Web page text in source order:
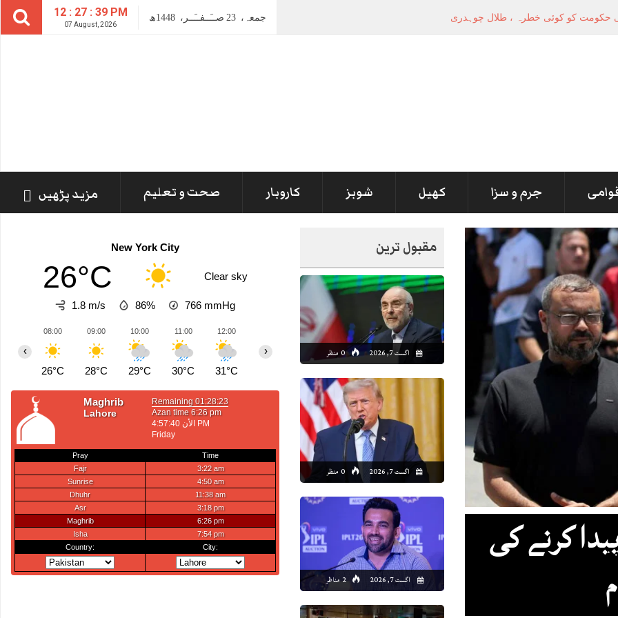
12 : 27 : 41 PM
07 August, 2026
جمعہ، 23 صــَــفــَــر، 1448ھ
جرم و سزا کھیل شوبز کاروبار صحت و تعلیم مزید پڑھیں
مقبول ترین
اگست 7, 2026 0 منظر
اگست 7, 2026 0 منظر
اگست 7, 2026 2 مناظر
کرنے کی
New York City
26°C Clear sky
1.8 m/s 86% 766 mmHg
08:00
26°C
09:00
28°C
10:00
29°C
11:00
30°C
12:00
31°C
14:00 15:00 16:00 17:00
29°C
19:00
29°C
20:00
28°C
‹ ›